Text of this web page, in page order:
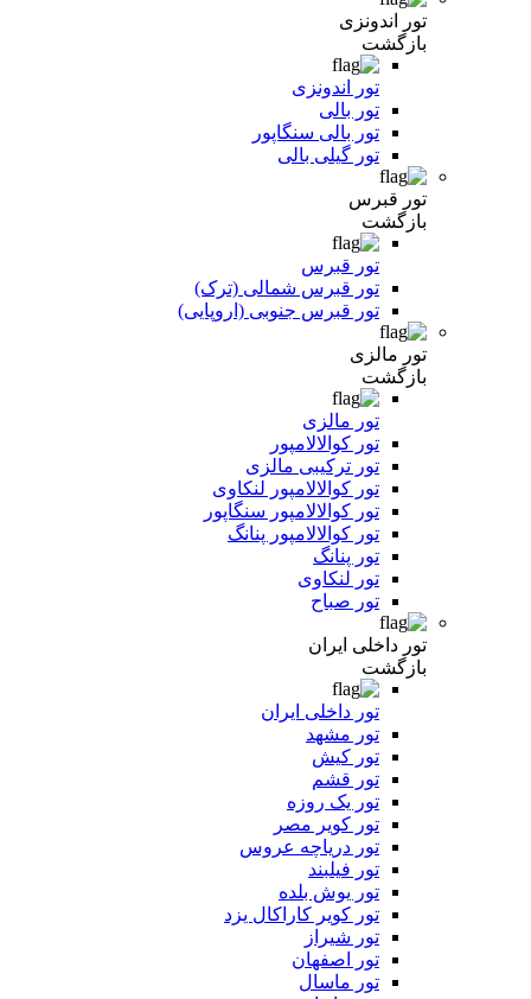
تور اندونزی
بازگشت
تور اندونزی
تور بالی
تور بالی سنگاپور
تور گیلی بالی
تور قبرس
بازگشت
تور قبرس
تور قبرس شمالی (ترک)
تور قبرس جنوبی (اروپایی)
تور مالزی
بازگشت
تور مالزی
تور کوالالامپور
تور ترکیبی مالزی
تور کوالالامپور لنکاوی
تور کوالالامپور سنگاپور
تور کوالالامپور پنانگ
تور پنانگ
تور لنکاوی
تور صباح
تور داخلی ایران
بازگشت
تور داخلی ایران
تور مشهد
تور کیش
تور قشم
تور یک روزه
تور کویر مصر
تور دریاچه عروس
تور فیلبند
تور یوش بلده
تور کویر کاراکال یزد
تور شیراز
تور اصفهان
تور ماسال